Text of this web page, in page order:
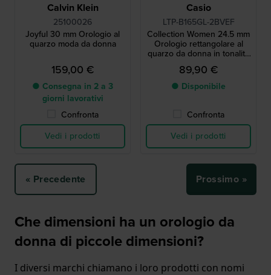
Calvin Klein
25100026
Joyful 30 mm Orologio al
quarzo moda da donna
159,00 €
● Consegna in 2 a 3
giorni lavorativi
Confronta
Vedi i prodotti
Casio
LTP-B165GL-2BVEF
Collection Women 24.5 mm
Orologio rettangolare al
quarzo da donna in tonalità
oro
89,90 €
● Disponibile
Confronta
Vedi i prodotti
« Precedente Prossimo »
Che dimensioni ha un orologio da
donna di piccole dimensioni?
I diversi marchi chiamano i loro prodotti con nomi